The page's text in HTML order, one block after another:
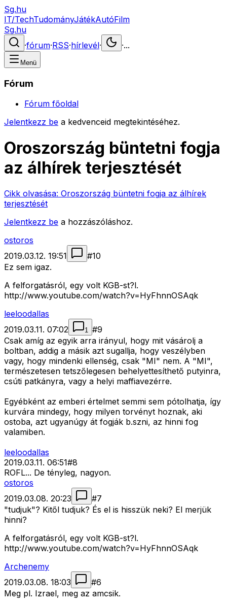
Sg.hu
IT/TechTudományJátékAutóFilm
Sg.hu
·fórum·RSS·hírlevél· ·...
Menü
Fórum
Fórum főoldal
Jelentkezz be a kedvenceid megtekintéséhez.
Oroszország büntetni fogja
az álhírek terjesztését
Cikk olvasása: Oroszország büntetni fogja az álhírek
terjesztését
Jelentkezz be a hozzászóláshoz.
ostoros
2019.03.12. 19:51
#10
Ez sem igaz.
A felforgatásról, egy volt KGB-st?l.
http://www.youtube.com/watch?v=HyFhnnOSAqk
leeloodallas
2019.03.11. 07:02
1 #9
Csak amíg az egyik arra irányul, hogy mit vásárolj a
boltban, addig a másik azt sugallja, hogy veszélyben
vagy, hogy mindenki ellenség, csak "MI" nem. A "MI",
természetesen tetszőlegesen behelyettesíthető putyinra,
csúti patkányra, vagy a helyi maffiavezérre.
Egyébként az emberi értelmet semmi sem pótolhatja, így
kurvára mindegy, hogy milyen torvényt hoznak, aki
ostoba, azt ugyanúgy át fogják b.szni, az hinni fog
valamiben.
leeloodallas
2019.03.11. 06:51#8
ROFL... De tényleg, nagyon.
ostoros
2019.03.08. 20:23
#7
"tudjuk"? Kitől tudjuk? És el is hisszük neki? El merjük
hinni?
A felforgatásról, egy volt KGB-st?l.
http://www.youtube.com/watch?v=HyFhnnOSAqk
Archenemy
2019.03.08. 18:03
#6
Meg pl. Izrael, meg az amcsik.